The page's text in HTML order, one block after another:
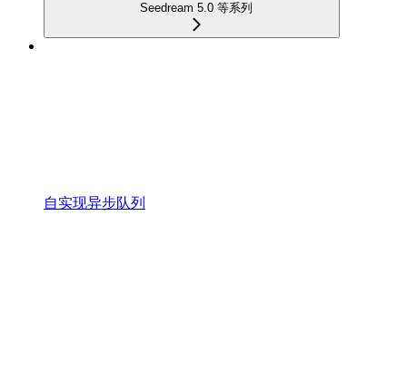
Seedream 5.0 等系列
自实现异步队列